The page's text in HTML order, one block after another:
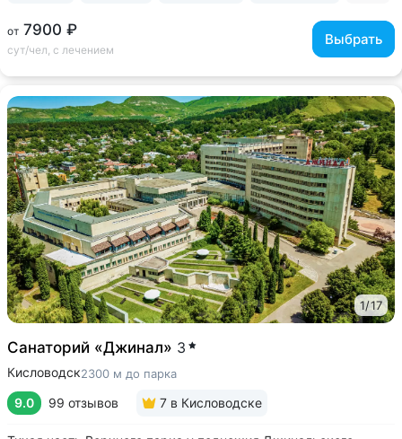
от 7900 ₽
сут/чел, с лечением
Выбрать
1/17
Санаторий «Джинал» 3
Кисловодск2300 м до парка
9.0 99 отзывов 7 в Кисловодске